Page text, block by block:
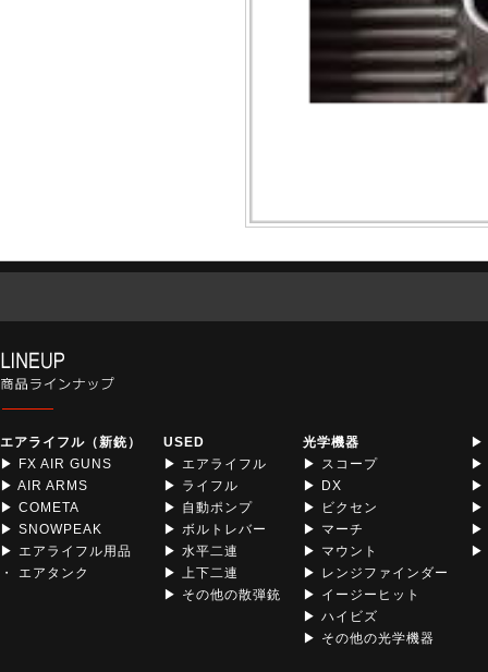
エアライフル（新銃）
▶ FX AIR GUNS
▶ AIR ARMS
▶ COMETA
▶ SNOWPEAK
▶ エアライフル用品
・ エアタンク
USED
▶ エアライフル
▶ ライフル
▶ 自動ポンプ
▶ ボルトレバー
▶ 水平二連
▶ 上下二連
▶ その他の散弾銃
光学機器
▶ スコープ
▶ DX
▶ ビクセン
▶ マーチ
▶ マウント
▶ レンジファインダー
▶ イージーヒット
▶ ハイビズ
▶ その他の光学機器
▶
▶
▶
▶
▶
▶